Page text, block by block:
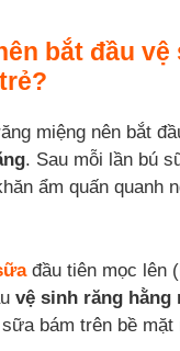
bắt đầu vệ
miệng nên bắt
. Sau mỗi lần bú
ẩm quấn quanh
đầu tiên mọc lên
vệ sinh răng hằng
bám trên bề mặt